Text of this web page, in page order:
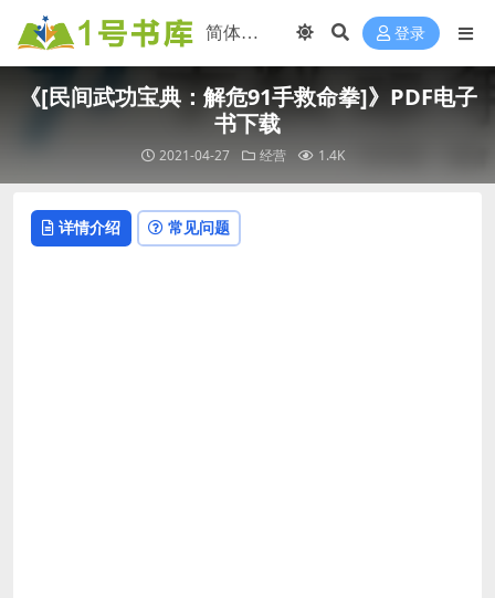
登录
《[民间武功宝典：解危91手救命拳]》PDF电子
书下载
2021-04-27 经营 1.4K
详情介绍 常见问题